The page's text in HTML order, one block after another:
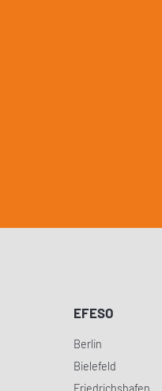
EFESO
Berlin
Bielefeld
Friedrichshafen